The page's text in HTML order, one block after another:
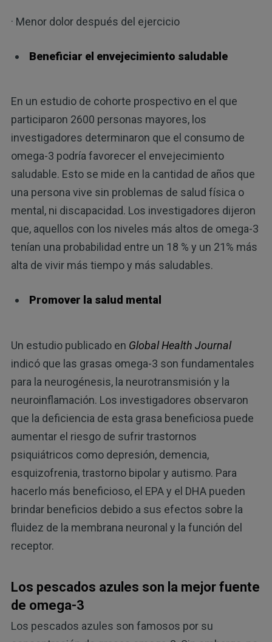
· Menor dolor después del ejercicio
Beneficiar el envejecimiento saludable
En un estudio de cohorte prospectivo en el que
participaron 2600 personas mayores, los
investigadores determinaron que el consumo de
omega-3 podría favorecer el envejecimiento
saludable. Esto se mide en la cantidad de años que
una persona vive sin problemas de salud física o
mental, ni discapacidad. Los investigadores dijeron
que, aquellos con los niveles más altos de omega-3
tenían una probabilidad entre un 18 % y un 21% más
alta de vivir más tiempo y más saludables.
Promover la salud mental
Un estudio publicado en Global Health Journal
indicó que las grasas omega-3 son fundamentales
para la neurogénesis, la neurotransmisión y la
neuroinflamación. Los investigadores observaron
que la deficiencia de esta grasa beneficiosa puede
aumentar el riesgo de sufrir trastornos
psiquiátricos como depresión, demencia,
esquizofrenia, trastorno bipolar y autismo. Para
hacerlo más beneficioso, el EPA y el DHA pueden
brindar beneficios debido a sus efectos sobre la
fluidez de la membrana neuronal y la función del
receptor.
Los pescados azules son la mejor fuente
de omega-3
Los pescados azules son famosos por su